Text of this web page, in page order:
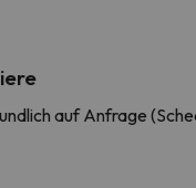
auf Anfrage